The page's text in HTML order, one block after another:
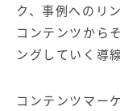
ク、事例へのリ
コンテンツから
ングしていく導
コンテンツマー